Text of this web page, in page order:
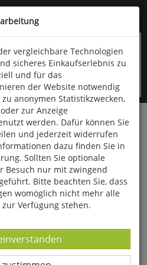
überspringen
9323-960
allgemein Diverses
vergleichbare Technologien
sicheres Einkaufserlebnis zu
und für das
der Website notwendig
anonymen Statistikzwecken,
zur Anzeige
werden. Dafür können Sie
und jederzeit widerrufen
dazu finden Sie in
Sollten Sie optionale
Besuch nur mit zwingend
Bitte beachten Sie, dass
womöglich nicht mehr alle
Verfügung stehen.
-